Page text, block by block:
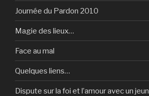
Journée du Pardon 2010
Magie des lieux…
Face au mal
Quelques liens…
Dispute sur la foi et l’amour avec un